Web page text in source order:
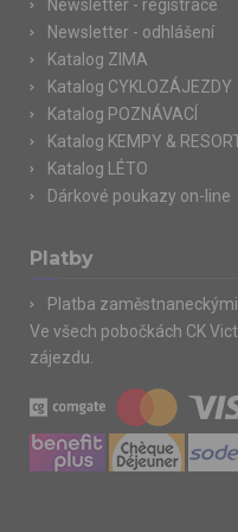
Newsletter - registrace
Newsletter - odhlášení
Katalog ZIMA
Katalog CYKLOZÁJEZDY
Katalog POZNÁVACÍ
Katalog KEMPY &
Katalog LÉTO
Dárkové poukazy on-line
Platby
Platba
Ve všech pobočkách CK
zájezdu.